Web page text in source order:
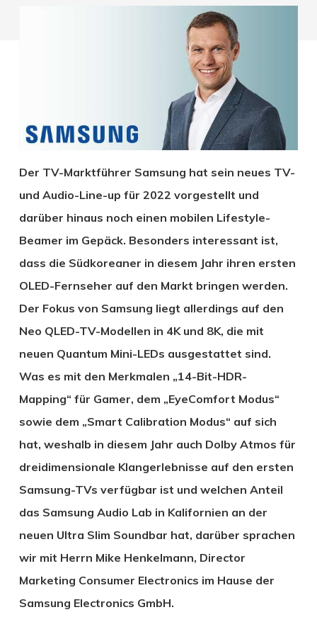
Der TV-Marktführer Samsung hat sein neues TV-
und Audio-Line-up für 2022 vorgestellt und
darüber hinaus noch einen mobilen Lifestyle-
Beamer im Gepäck. Besonders interessant ist,
dass die Südkoreaner in diesem Jahr ihren ersten
OLED-Fernseher auf den Markt bringen werden.
Der Fokus von Samsung liegt allerdings auf den
Neo QLED-TV-Modellen in 4K und 8K, die mit
neuen Quantum Mini-LEDs ausgestattet sind.
Was es mit den Merkmalen „14-Bit-HDR-
Mapping“ für Gamer, dem „EyeComfort Modus“
sowie dem „Smart Calibration Modus“ auf sich
hat, weshalb in diesem Jahr auch Dolby Atmos für
dreidimensionale Klangerlebnisse auf den ersten
Samsung-TVs verfügbar ist und welchen Anteil
das Samsung Audio Lab in Kalifornien an der
neuen Ultra Slim Soundbar hat, darüber sprachen
wir mit Herrn Mike Henkelmann, Director
Marketing Consumer Electronics im Hause der
Samsung Electronics GmbH.